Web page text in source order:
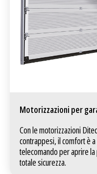
Motorizzazioni per
Con le motorizzazioni
contrappesi, il comfort è
telecomando per aprire
totale sicurezza.